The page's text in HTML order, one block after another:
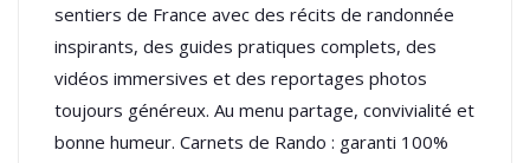
sentiers de France avec des récits de randonnée
inspirants, des guides pratiques complets, des
vidéos immersives et des reportages photos
toujours généreux. Au menu partage, convivialité et
bonne humeur. Carnets de Rando : garanti 100%